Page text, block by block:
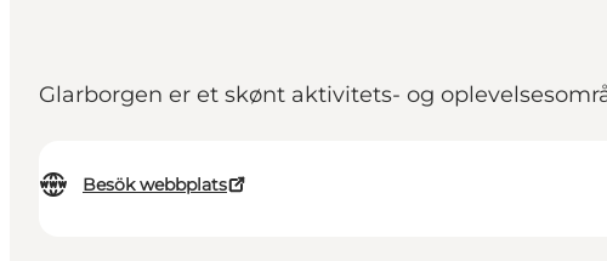
Glarborgen er et skønt aktivitets- og
Besök webbplats